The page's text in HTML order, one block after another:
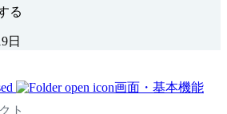
る
日
画面・基本機能
ト